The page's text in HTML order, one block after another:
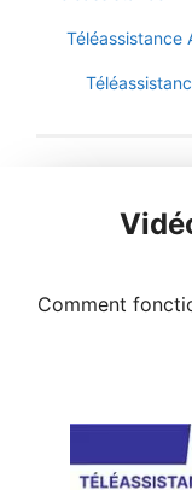
Téléassistance
Comment